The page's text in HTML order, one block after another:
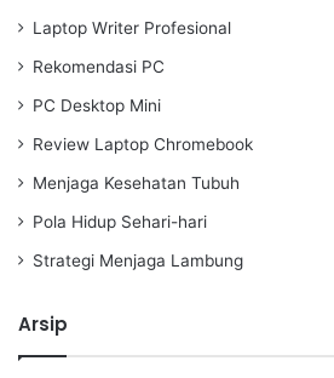
Laptop Writer Profesional
Rekomendasi PC
PC Desktop Mini
Review Laptop Chromebook
Menjaga Kesehatan Tubuh
Pola Hidup Sehari-hari
Strategi Menjaga Lambung
Arsip